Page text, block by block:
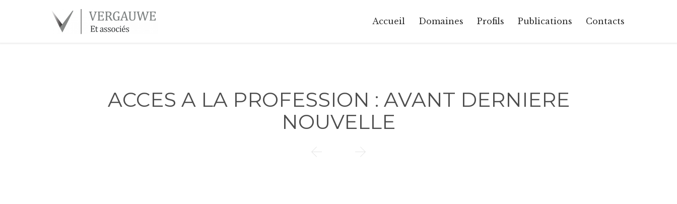
Accueil Domaines Profils Publications Contacts
ACCES A LA PROFESSION : AVANT DERNIERE
NOUVELLE
 